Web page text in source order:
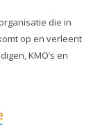
die in
op en verleent
KMO’s en